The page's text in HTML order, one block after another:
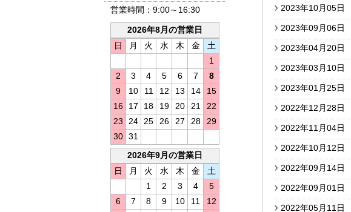
2023年10月05日
2023年09月06日
2023年04月20日
2023年03月10日
2023年01月25日
2022年12月28日
2022年11月04日
2022年10月12日
2022年09月14日
2022年09月01日
2022年05月11日
営業時間：9:00～16:30
2026年8月の営業日
日
月 火 水 木 金
土
1
2
3 4 5 6 7
8
9
10 11 12 13 14
15
16
17 18 19 20 21
22
23
24 25 26 27 28
29
30 31
2026年9月の営業日
日
月 火 水 木 金
土
1
2 3 4
5
6
7 8 9 10 11
12